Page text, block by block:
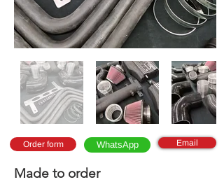
Order form WhatsApp Email
Made to order